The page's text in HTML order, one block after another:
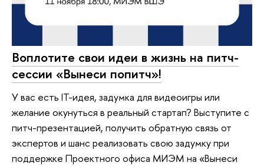
Воплотите свои идеи в жизнь на питч-
сессии «Вынеси попитч»!
У вас есть IT-идея, задумка для видеоигры или
желание окунуться в реальный стартап? Выступите с
питч-презентацией, получить обратную связь от
экспертов и шанс реализовать свою задумку при
поддержке Проектного офиса МИЭМ на «Вынеси